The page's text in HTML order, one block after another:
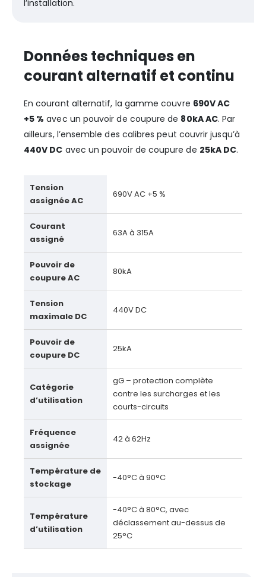
l’installation.
Données techniques en
courant alternatif et continu
En courant alternatif, la gamme couvre 690V AC
+5 % avec un pouvoir de coupure de 80kA AC. Par
ailleurs, l’ensemble des calibres peut couvrir jusqu’à
440V DC avec un pouvoir de coupure de 25kA DC.
Tension
assignée AC
690V AC +5 %
Courant
assigné
63A à 315A
Pouvoir de
coupure AC
80kA
Tension
maximale DC
440V DC
Pouvoir de
coupure DC
25kA
Catégorie
d’utilisation
gG – protection complète
contre les surcharges et les
courts-circuits
Fréquence
assignée
42 à 62Hz
Température de
stockage
-40°C à 90°C
Température
d’utilisation
-40°C à 80°C, avec
déclassement au-dessus de
25°C